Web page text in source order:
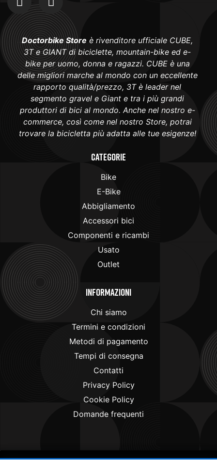
Doctorbike Store è rivenditore ufficiale CUBE,
3T e GIANT di biciclette, mountain-bike ed e-
bike per uomo, donna e ragazzi. CUBE è una
delle migliori marche al mondo con un eccellente
rapporto qualità/prezzo, 3T è leader nel
segmento gravel e Giant e tra i più grandi
produttori di bici al mondo. Anche nel nostro e-
commerce, così come nel nostro Store, potrai
trovare la bicicletta più adatta alle tue esigenze!
Categorie
Bike
E-Bike
Abbigliamento
Accessori bici
Componenti e ricambi
Usato
Outlet
Informazioni
Chi siamo
Termini e condizioni
Metodi di pagamento
Tempi di consegna
Contatti
Privacy Policy
Cookie Policy
Domande frequenti